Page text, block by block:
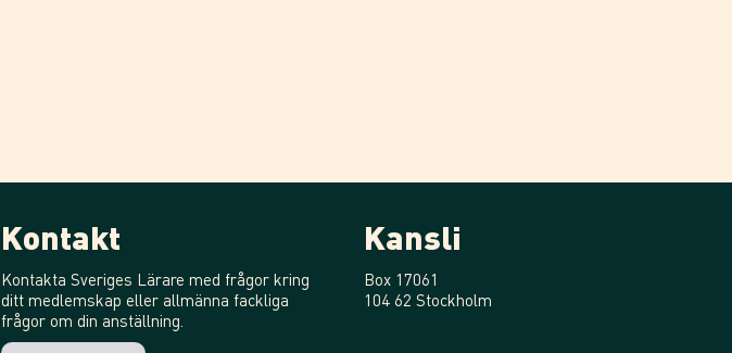
Kontakt
Kontakta Sveriges Lärare med frågor kring
ditt medlemskap eller allmänna fackliga
frågor om din anställning.
Kansli
Box 17061
104 62 Stockholm